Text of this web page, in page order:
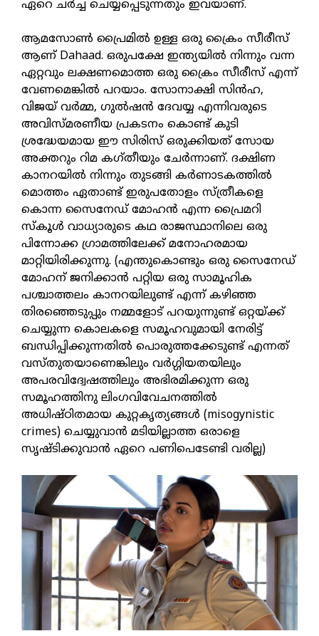
ഏറെ ചർച്ച ചെയ്യപ്പെടുന്നതും ഇവയാണ്.
ആമസോൺ പ്രൈമിൽ ഉള്ള ഒരു ക്രൈം സീരീസ്
ആണ് Dahaad. ഒരുപക്ഷേ ഇന്ത്യയിൽ നിന്നും വന്ന
ഏറ്റവും ലക്ഷണമൊത്ത ഒരു ക്രൈം സീരീസ് എന്ന്
വേണമെങ്കിൽ പറയാം. സോനാക്ഷി സിൻഹ,
വിജയ് വർമ്മ, ഗുൽഷൻ ദേവയ്യ എന്നിവരുടെ
അവിസ്മരണീയ പ്രകടനം കൊണ്ട് കുടി
ശ്രദ്ധേയമായ ഈ സിരിസ്‌ ഒരുക്കിയത് സോയ
അക്തറും റിമ കഗ്തീയും ചേർന്നാണ്. ദക്ഷിണ
കാനറയിൽ നിന്നും തുടങ്ങി കർണാടകത്തിൽ
മൊത്തം ഏതാണ്ട് ഇരുപതോളം സ്ത്രീകളെ
കൊന്ന സൈനേഡ് മോഹൻ എന്ന പ്രൈമറി
സ്കൂൾ വാധ്യാരുടെ കഥ രാജസ്ഥാനിലെ ഒരു
പിന്നോക്ക ഗ്രാമത്തിലേക്ക് മനോഹരമായ
മാറ്റിയിരിക്കുന്നു. (എന്തുകൊണ്ടും ഒരു സൈനേഡ്
മോഹന് ജനിക്കാൻ പറ്റിയ ഒരു സാമൂഹിക
പശ്ചാത്തലം കാനറയിലുണ്ട് എന്ന് കഴിഞ്ഞ
തിരഞ്ഞെടുപ്പും നമ്മളോട് പറയുന്നുണ്ട് ഒറ്റയ്ക്ക്
ചെയ്യുന്ന കൊലകളെ സമൂഹവുമായി നേരിട്ട്
ബന്ധിപ്പിക്കുന്നതിൽ പൊരുത്തക്കേടുണ്ട് എന്നത്
വസ്തുതയാണെങ്കിലും വർഗ്ഗിയതയിലും
അപരവിദ്വേഷത്തിലും അഭിരമിക്കുന്ന ഒരു
സമൂഹത്തിനു ലിംഗവിവേചനത്തിൽ
അധിഷ്ഠിതമായ കുറ്റകൃത്യങ്ങൾ (misogynistic
crimes) ചെയ്യുവാൻ മടിയില്ലാത്ത ഒരാളെ
സൃഷ്ടിക്കുവാൻ ഏറെ പണിപെടേണ്ടി വരില്ല)